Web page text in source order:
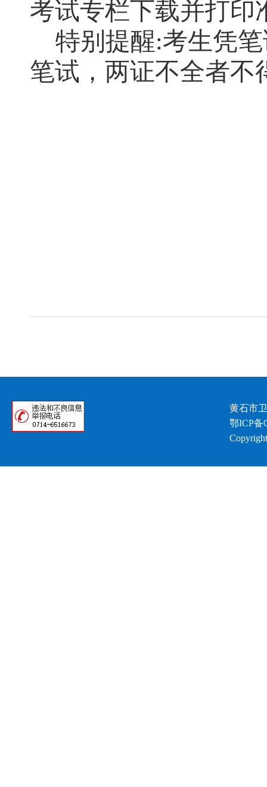
考试专栏下载并打印
特别提醒:考生凭
笔试，两证不全者不
黄石市
鄂ICP备